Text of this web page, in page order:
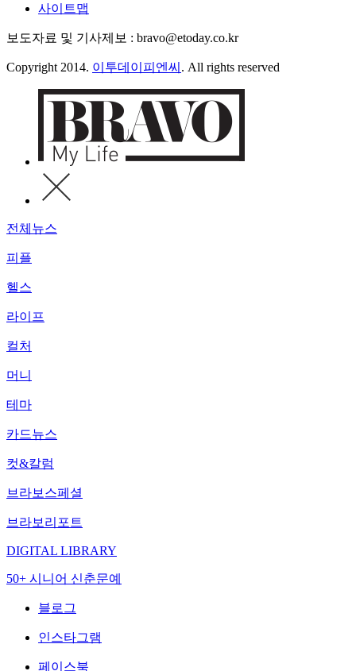
사이트맵
보도자료 및 기사제보 : bravo@etoday.co.kr
Copyright 2014. 이투데이피엔씨 . All rights reserved
전체뉴스
피플
헬스
라이프
컬처
머니
테마
카드뉴스
컷&칼럼
브라보스페셜
브라보리포트
DIGITAL LIBRARY
50+ 시니어 신춘문예
블로그
인스타그램
페이스북